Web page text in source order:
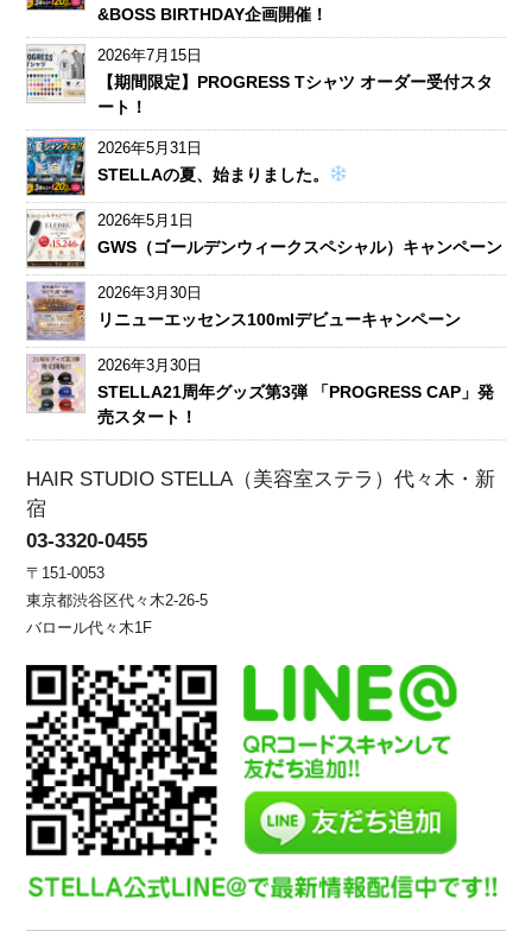
&BOSS BIRTHDAY企画開催！
2026年7月15日
【期間限定】PROGRESS Tシャツ オーダー受付スタ
ート！
2026年5月31日
STELLAの夏、始まりました。
2026年5月1日
GWS（ゴールデンウィークスペシャル）キャンペーン
2026年3月30日
リニューエッセンス100mlデビューキャンペーン
2026年3月30日
STELLA21周年グッズ第3弾 「PROGRESS CAP」発
売スタート！
HAIR STUDIO STELLA（美容室ステラ）代々木・新
宿
03-3320-0455
〒151-0053
東京都渋谷区代々木2-26-5
バロール代々木1F